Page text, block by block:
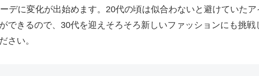
デに変化が出始めます。20代の頃は似合わないと避けていた
きるので、30代を迎えそろそろ新しいファッションにも挑戦
さい。